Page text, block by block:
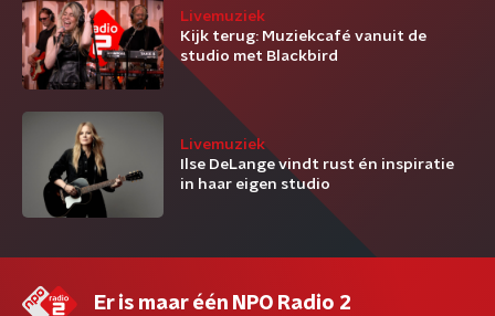
Livemuziek
Kijk terug: Muziekcafé vanuit de
studio met Blackbird
Livemuziek
Ilse DeLange vindt rust én inspiratie
in haar eigen studio
Er is maar één NPO Radio 2